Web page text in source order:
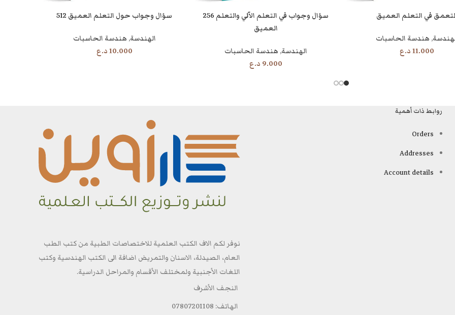
في التعلم العميق
, هندسة الحاسبات
11.000د.ع
قراءة المزيد
256 سؤال وجواب في التعلم الآلي والتعلم
العميق
الهندسة, هندسة الحاسبات
9.000 د.ع
قراءة المزيد
512 سؤال وجواب حول التعلم العميق
الهندسة, هندسة الحاسبات
10.000د.ع
روابط ذات أهمية
Orders
Addresses
Account details
نوفر لكم الاف الكتب العلمية للاختصاصات الطبية من كتب الطب
العام، الصيدلة، الاسنان والتمريض اضافة الى الكتب الهندسية وكتب
اللغات الأجنبية ولمختلف الأقسام والمراحل الدراسية.
النجف الأشرف
الهاتف: 07807201108